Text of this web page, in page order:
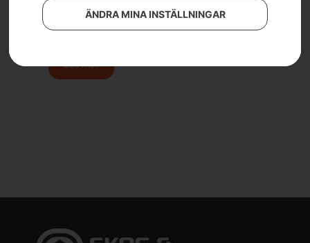
ÄNDRA MINA INSTÄLLNINGAR
Husqvarna ljusfilter
569kr
Läs mer